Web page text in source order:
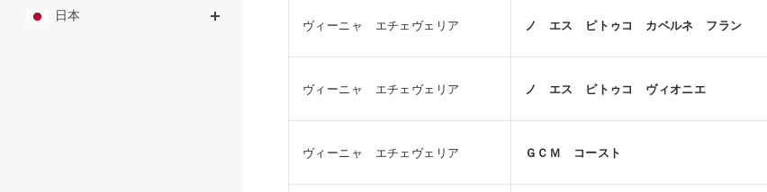
ヴィーニャ エチェヴェリア ノ エス ピトゥコ カベルネ フラン
ヴィーニャ エチェヴェリア ノ エス ピトゥコ ヴィオニエ
ヴィーニャ エチェヴェリア ＧＣＭ コースト
日本